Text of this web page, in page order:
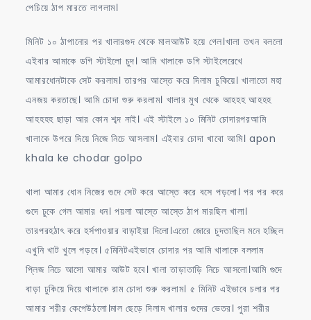
পেচিয়ে ঠাপ মারতে লাগলাম।
মিনিট ১০ ঠাপানোর পর খালারগুদ থেকে মালআউট হয়ে গেল।খালা তখন বললো
এইবার আমাকে ডগি স্টাইলো চুদ। আমি খালাকে ডগি স্টাইলেরেখে
আমারধোনটাকে সেট করলাম। তারপর আস্তে করে দিলাম ঢুকিয়ে। খালাতো মহা
এনজয় করতাছে। আমি চোদা শুরু করলাম। খালার মুখ থেকে আহহহ আহহহ
আহহহহ ছাড়া আর কোন শব্দ নাই। এই স্টাইলে ১০ মিনিট চোদারপরআমি
খালাকে উপরে দিয়ে নিজে নিচে আসলাম। এইবার চোদা খাবো আমি। apon
khala ke chodar golpo
খালা আমার ধোন নিজের গুদে সেট করে আস্তে করে বসে পড়লো। পর পর করে
গুদে ঢুকে গেল আমার ধন। পয়লা আস্তে আস্তে ঠাপ মারছিল খালা।
তারপরহঠাৎ করে হর্সপাওয়ার বাড়াইয়া দিলো।এতো জোরে চুদতাছিল মনে হচ্ছিল
এখুনি খাট খুলে পড়বে। ৫মিনিটএইভাবে চোদার পর আমি খালাকে বললাম
প্লিজ নিচে আসো আমার আউট হবে। খালা তাড়াতাড়ি নিচে আসলো।আমি গুদে
বাড়া ঢুকিয়ে দিয়ে খালাকে রাম চোদা শুরু করলাম। ৫ মিনিট এইভাবে চলার পর
আমার শরীর কেপেউঠলো।মাল ছেড়ে দিলাম খালার গুদের ভেতর। পুরা শরীর